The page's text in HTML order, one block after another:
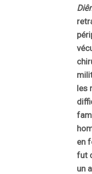
les
en
fut
un